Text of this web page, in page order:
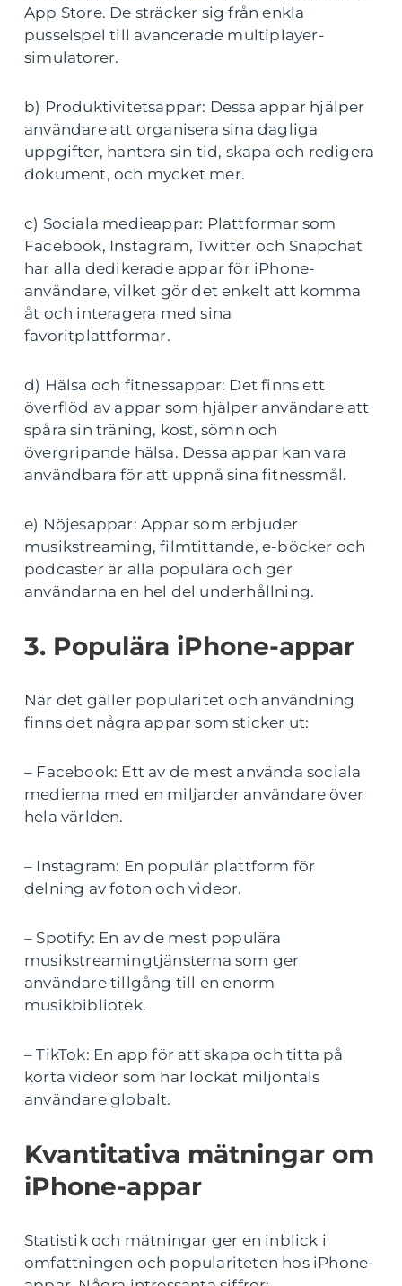
App Store. De sträcker sig från enkla
pusselspel till avancerade multiplayer-
simulatorer.
b) Produktivitetsappar: Dessa appar hjälper
användare att organisera sina dagliga
uppgifter, hantera sin tid, skapa och redigera
dokument, och mycket mer.
c) Sociala medieappar: Plattformar som
Facebook, Instagram, Twitter och Snapchat
har alla dedikerade appar för iPhone-
användare, vilket gör det enkelt att komma
åt och interagera med sina
favoritplattformar.
d) Hälsa och fitnessappar: Det finns ett
överflöd av appar som hjälper användare att
spåra sin träning, kost, sömn och
övergripande hälsa. Dessa appar kan vara
användbara för att uppnå sina fitnessmål.
e) Nöjesappar: Appar som erbjuder
musikstreaming, filmtittande, e-böcker och
podcaster är alla populära och ger
användarna en hel del underhållning.
3. Populära iPhone-appar
När det gäller popularitet och användning
finns det några appar som sticker ut:
– Facebook: Ett av de mest använda sociala
medierna med en miljarder användare över
hela världen.
– Instagram: En populär plattform för
delning av foton och videor.
– Spotify: En av de mest populära
musikstreamingtjänsterna som ger
användare tillgång till en enorm
musikbibliotek.
– TikTok: En app för att skapa och titta på
korta videor som har lockat miljontals
användare globalt.
Kvantitativa mätningar om
iPhone-appar
Statistik och mätningar ger en inblick i
omfattningen och populariteten hos iPhone-